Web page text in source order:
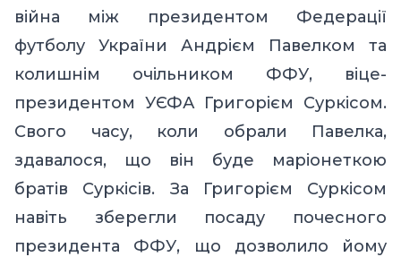
війна між президентом Федерації
футболу України Андрієм Павелком та
колишнім очільником ФФУ, віце-
президентом УЄФА Григорієм Суркісом.
Свого часу, коли обрали Павелка,
здавалося, що він буде маріонеткою
братів Суркісів. За Григорієм Суркісом
навіть зберегли посаду почесного
президента ФФУ, що дозволило йому